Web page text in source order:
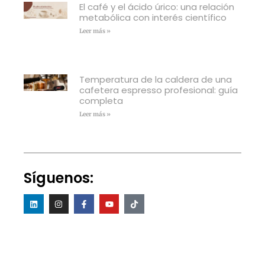
El café y el ácido úrico: una relación
metabólica con interés científico
Leer más »
Temperatura de la caldera de una
cafetera espresso profesional: guía
completa
Leer más »
Síguenos: